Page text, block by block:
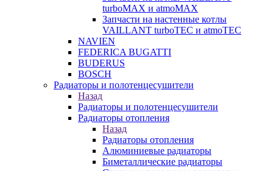
turboMAX и atmoMAX
Запчасти на настенные котлы
VAILLANT turboTEC и atmoTEC
NAVIEN
FEDERICA BUGATTI
BUDERUS
BOSCH
Радиаторы и полотенцесушители
Назад
Радиаторы и полотенцесушители
Радиаторы отопления
Назад
Радиаторы отопления
Алюминиевые радиаторы
Биметаллические радиаторы